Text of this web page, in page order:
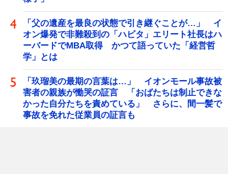
「父の遺産を最良の状態で引き継ぐことが…」 イ
オン爆発で非難殺到の「ハビタ」エリート社長はハ
ーバードでMBA取得 かつて語っていた「経営哲
学」とは
「玖瑠美の最期の言葉は…」 イオンモール事故被
害者の親族が慟哭の証言 「おばたちは制止できな
かった自分たちを責めている」 さらに、間一髪で
事故を免れた従業員の証言も